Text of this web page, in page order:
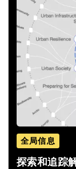
全局信息
探索和追踪